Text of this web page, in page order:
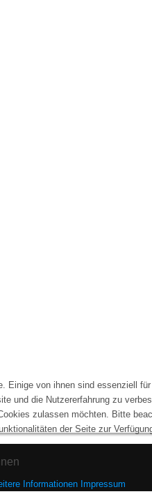
Einige von ihnen sind essenziell
und die Nutzererfahrung zu
zulassen möchten. Bitte
der Seite zur
Informationen Impressum